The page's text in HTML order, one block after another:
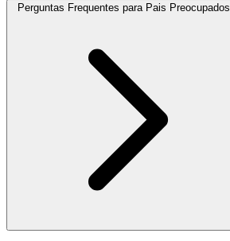
Perguntas Frequentes para Pais Preocupados